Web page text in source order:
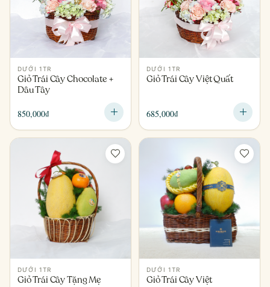
DƯỚI 1TR
Giỏ Trái Cây Chocolate +
Dâu Tây
850,000₫
DƯỚI 1TR
Giỏ Trái Cây Việt Quất
685,000₫
DƯỚI 1TR
Giỏ Trái Cây Tặng Mẹ
DƯỚI 1TR
Giỏ Trái Cây Việt